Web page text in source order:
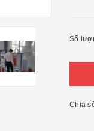
Số
Chia